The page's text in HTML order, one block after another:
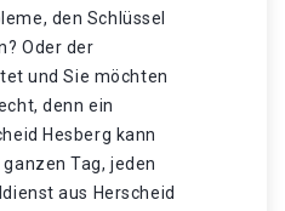
den Schlüssel
Oder der
und Sie möchten
denn ein
Hesberg kann
Tag, jeden
aus Herscheid